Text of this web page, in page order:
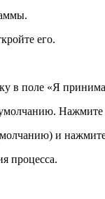
его.
в поле «Я
умолчанию.
и
процесса.